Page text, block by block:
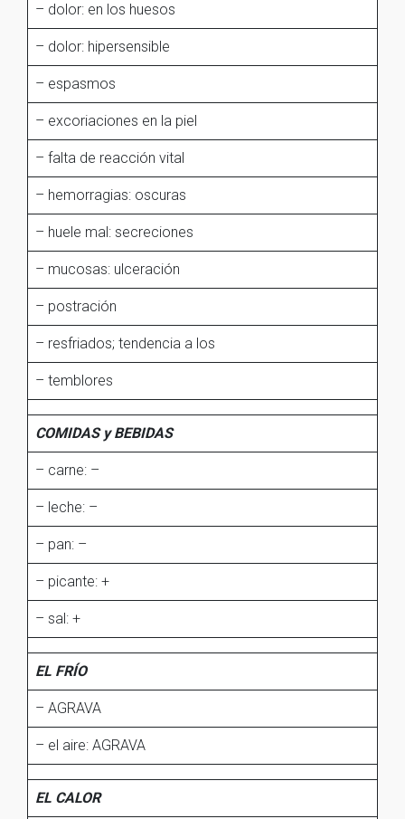
– dolor: en los huesos
– dolor: hipersensible
– espasmos
– excoriaciones en la piel
– falta de reacción vital
– hemorragias: oscuras
– huele mal: secreciones
– mucosas: ulceración
– postración
– resfriados; tendencia a los
– temblores
COMIDAS y BEBIDAS
– carne: –
– leche: –
– pan: –
– picante: +
– sal: +
EL FRÍO
– AGRAVA
– el aire: AGRAVA
EL CALOR